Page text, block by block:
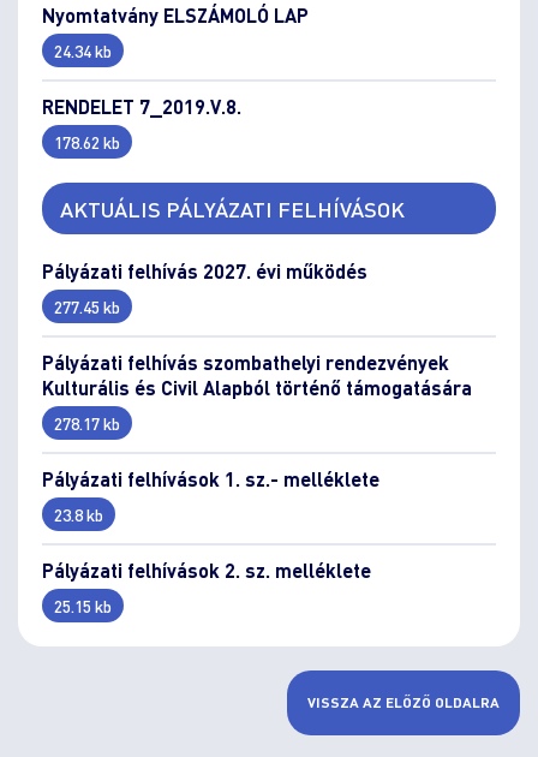
Nyomtatvány ELSZÁMOLÓ LAP
24.34 kb
RENDELET 7_2019.V.8.
178.62 kb
AKTUÁLIS PÁLYÁZATI FELHÍVÁSOK
Pályázati felhívás 2027. évi működés
277.45 kb
Pályázati felhívás szombathelyi rendezvények
Kulturális és Civil Alapból történő támogatására
278.17 kb
Pályázati felhívások 1. sz.- melléklete
23.8 kb
Pályázati felhívások 2. sz. melléklete
25.15 kb
VISSZA AZ ELŐZŐ OLDALRA